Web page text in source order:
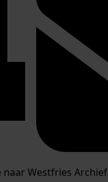
naar Westfries Archief